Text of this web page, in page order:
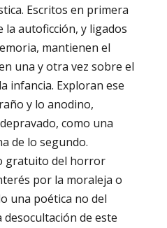
Escritos en primera
la autoficción, y ligados
mantienen el
una y otra vez sobre el
infancia. Exploran ese
y lo anodino,
como una
de lo segundo.
gratuito del horror
por la moraleja o
una poética no del
de este